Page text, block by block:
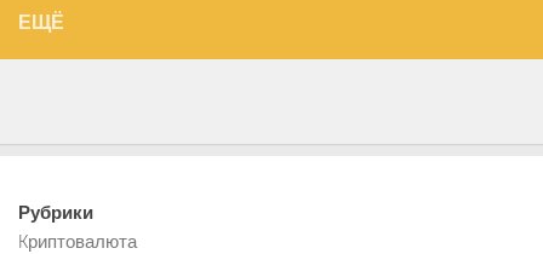
ЕЩЁ
Рубрики
Kриптовалюта